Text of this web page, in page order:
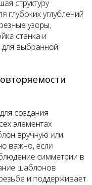
структуру
глубоких углублений
узоры,
станка и
выбранной
создания
элементах
вручную или
важно, если
симметрии в
шаблонов
и поддерживает